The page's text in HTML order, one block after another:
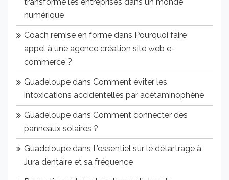
transforme les entreprises dans un monde
numérique
Coach remise en forme dans Pourquoi faire
appel à une agence création site web e-
commerce ?
Guadeloupe dans Comment éviter les
intoxications accidentelles par acétaminophène
Guadeloupe dans Comment connecter des
panneaux solaires ?
Guadeloupe dans L’essentiel sur le détartrage à
Jura dentaire et sa fréquence